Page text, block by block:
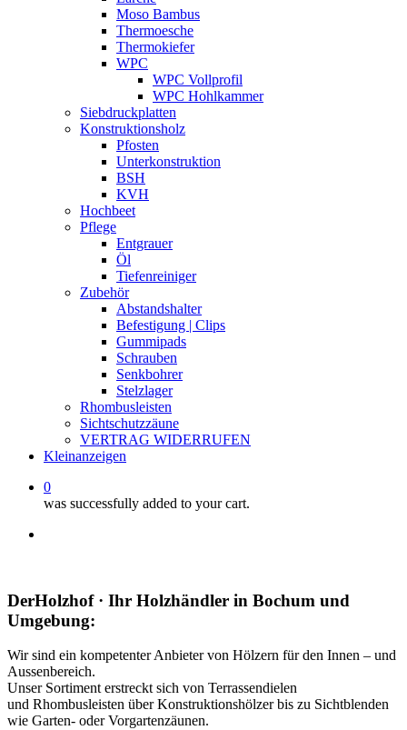
Moso Bambus
Thermoesche
Thermokiefer
WPC
WPC Vollprofil
WPC Hohlkammer
Siebdruckplatten
Konstruktionsholz
Pfosten
Unterkonstruktion
BSH
KVH
Hochbeet
Pflege
Entgrauer
Öl
Tiefenreiniger
Zubehör
Abstandshalter
Befestigung | Clips
Gummipads
Schrauben
Senkbohrer
Stelzlager
Rhombusleisten
Sichtschutzzäune
VERTRAG WIDERRUFEN
Kleinanzeigen
0
was successfully added to your cart.
DerHolzhof · Ihr Holzhändler in Bochum und
Umgebung:
Wir sind ein kompetenter Anbieter von Hölzern für den Innen – und
Aussenbereich.
Unser Sortiment erstreckt sich von Terrassendielen
und Rhombusleisten über Konstruktionshölzer bis zu Sichtblenden
wie Garten- oder Vorgartenzäunen.